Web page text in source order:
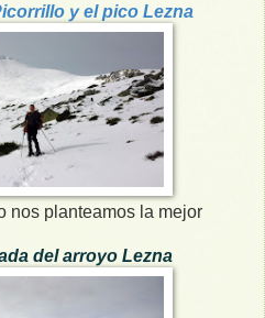
y el pico Lezna
nos planteamos la mejor
del arroyo Lezna